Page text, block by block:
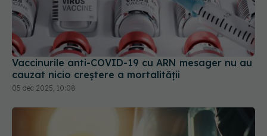
Vaccinurile anti-COVID-19 cu ARN mesager nu au
cauzat nicio creştere a mortalităţii
05 dec 2025, 10:08